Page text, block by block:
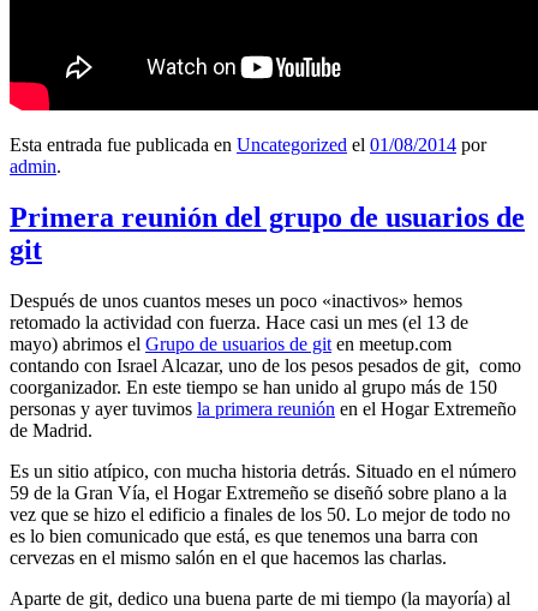
Esta entrada fue publicada en Uncategorized el 01/08/2014 por
admin.
Primera reunión del grupo de usuarios de
git
Después de unos cuantos meses un poco «inactivos» hemos
retomado la actividad con fuerza. Hace casi un mes (el 13 de
mayo) abrimos el Grupo de usuarios de git en meetup.com
contando con Israel Alcazar, uno de los pesos pesados de git, como
coorganizador. En este tiempo se han unido al grupo más de 150
personas y ayer tuvimos la primera reunión en el Hogar Extremeño
de Madrid.
Es un sitio atípico, con mucha historia detrás. Situado en el número
59 de la Gran Vía, el Hogar Extremeño se diseñó sobre plano a la
vez que se hizo el edificio a finales de los 50. Lo mejor de todo no
es lo bien comunicado que está, es que tenemos una barra con
cervezas en el mismo salón en el que hacemos las charlas.
Aparte de git, dedico una buena parte de mi tiempo (la mayoría) al